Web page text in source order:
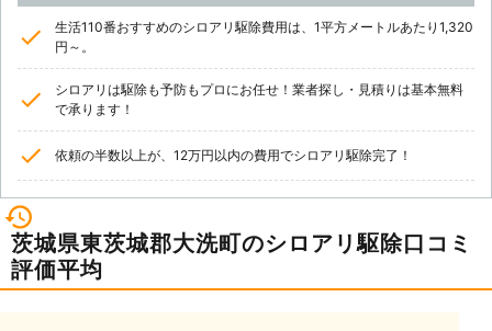
生活110番おすすめのシロアリ駆除費用は、1平方メートルあたり1,320
円～。
シロアリは駆除も予防もプロにお任せ！業者探し・見積りは基本無料
で承ります！
依頼の半数以上が、12万円以内の費用でシロアリ駆除完了！
茨城県東茨城郡大洗町のシロアリ駆除口コミ
評価平均